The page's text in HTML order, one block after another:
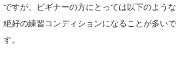
ですが、ビギナーの方にとっては以下のような
絶好の練習コンディションになることが多いで
す。